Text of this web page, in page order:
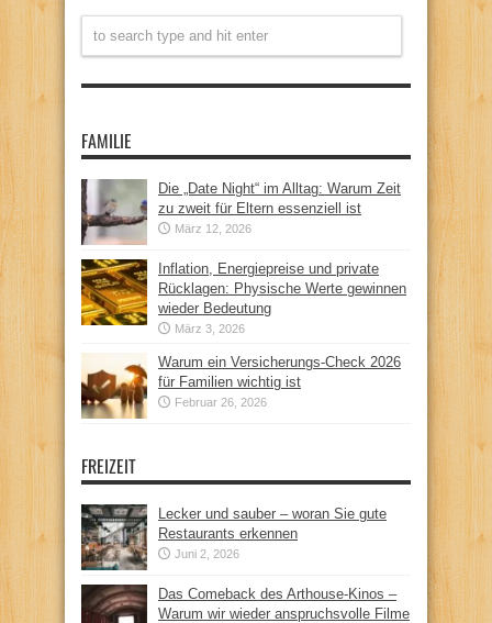
FAMILIE
Die „Date Night“ im Alltag: Warum Zeit
zu zweit für Eltern essenziell ist
März 12, 2026
Inflation, Energiepreise und private
Rücklagen: Physische Werte gewinnen
wieder Bedeutung
März 3, 2026
Warum ein Versicherungs-Check 2026
für Familien wichtig ist
Februar 26, 2026
FREIZEIT
Lecker und sauber – woran Sie gute
Restaurants erkennen
Juni 2, 2026
Das Comeback des Arthouse-Kinos –
Warum wir wieder anspruchsvolle Filme